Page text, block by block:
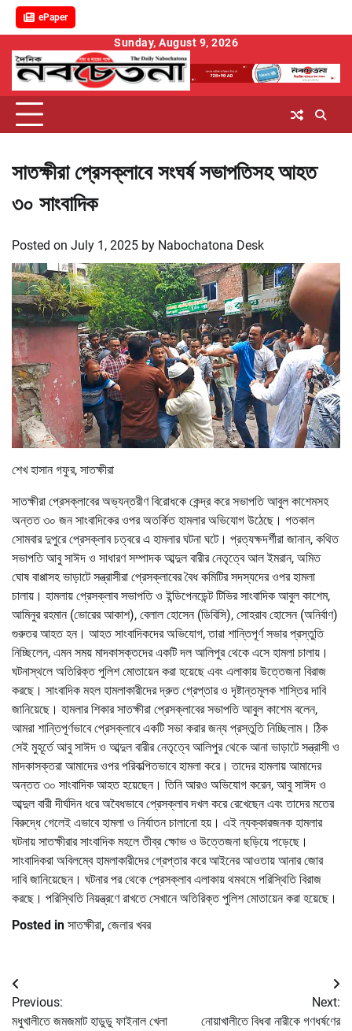
ePaper
content
Sunday, August 9, 2026
সাতক্ষীরা প্রেসক্লাবে সংঘর্ষ সভাপতিসহ আহত
৩০ সাংবাদিক
Posted on July 1, 2025 by Nabochatona Desk
শেখ হাসান গফুর, সাতক্ষীরা
সাতক্ষীরা প্রেসক্লাবের অভ্যন্তরীণ বিরোধকে কেন্দ্র করে সভাপতি আবুল কাশেমসহ
অন্তত ৩০ জন সাংবাদিকের ওপর অতর্কিত হামলার অভিযোগ উঠেছে। গতকাল
সোমবার দুপুরে প্রেসক্লাব চত্বরে এ হামলার ঘটনা ঘটে। প্রত্যক্ষদর্শীরা জানান, কথিত
সভাপতি আবু সাঈদ ও সাধারণ সম্পাদক আব্দুল বারীর নেতৃত্বে আল ইমরান, অমিত
ঘোষ বাপ্পাসহ ভাড়াটে সন্ত্রাসীরা প্রেসক্লাবের বৈধ কমিটির সদস্যদের ওপর হামলা
চালায়। হামলায় প্রেসক্লাব সভাপতি ও ইন্ডিপেনডেন্ট টিভির সাংবাদিক আবুল কাশেম,
আমিনুর রহমান (ভোরের আকাশ), বেলাল হোসেন (ডিবিসি), সোহরাব হোসেন (অনির্বাণ)
গুরুতর আহত হন। আহত সাংবাদিকদের অভিযোগ, তারা শান্তিপূর্ণ সভার প্রস্তুতি
নিচ্ছিলেন, এমন সময় মাদকাসক্তদের একটি দল আলিপুর থেকে এসে হামলা চালায়।
ঘটনাস্থলে অতিরিক্ত পুলিশ মোতায়েন করা হয়েছে এবং এলাকায় উত্তেজনা বিরাজ
করছে। সাংবাদিক মহল হামলাকারীদের দ্রুত গ্রেপ্তার ও দৃষ্টান্তমূলক শাস্তির দাবি
জানিয়েছে। হামলার শিকার সাতক্ষীরা প্রেসক্লাবের সভাপতি আবুল কাশেম বলেন,
আমরা শান্তিপূর্ণভাবে প্রেসক্লাবে একটি সভা করার জন্য প্রস্তুতি নিচ্ছিলাম। ঠিক
সেই মুহূর্তে আবু সাঈদ ও আব্দুল বারীর নেতৃত্বে আলিপুর থেকে আনা ভাড়াটে সন্ত্রাসী ও
মাদকাসক্তরা আমাদের ওপর পরিকল্পিতভাবে হামলা করে। তাদের হামলায় আমাদের
অন্তত ৩০ সাংবাদিক আহত হয়েছেন। তিনি আরও অভিযোগ করেন, আবু সাঈদ ও
আব্দুল বারী দীর্ঘদিন ধরে অবৈধভাবে প্রেসক্লাব দখল করে রেখেছেন এবং তাদের মতের
বিরুদ্ধে গেলেই এভাবে হামলা ও নির্যাতন চালানো হয়। এই ন্যক্কারজনক হামলার
ঘটনায় সাতক্ষীরার সাংবাদিক মহলে তীব্র ক্ষোভ ও উত্তেজনা ছড়িয়ে পড়েছে।
সাংবাদিকরা অবিলম্বে হামলাকারীদের গ্রেপ্তার করে আইনের আওতায় আনার জোর
দাবি জানিয়েছেন। ঘটনার পর থেকে প্রেসক্লাব এলাকায় থমথমে পরিস্থিতি বিরাজ
করছে। পরিস্থিতি নিয়ন্ত্রণে রাখতে সেখানে অতিরিক্ত পুলিশ মোতায়েন করা হয়েছে।
Posted in সাতক্ষীরা, জেলার খবর
Post
navigation
Previous:
মধুখালীতে জমজমাট হাডুডু ফাইনাল খেলা
Next:
নোয়াখালীতে বিধবা নারীকে গণধর্ষণের